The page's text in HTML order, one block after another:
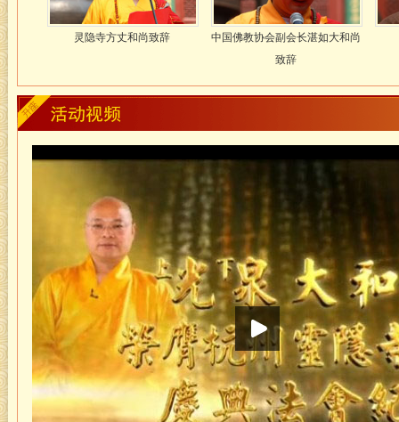
灵隐寺方丈和尚致辞
中国佛教协会副会长湛如大和尚
致辞